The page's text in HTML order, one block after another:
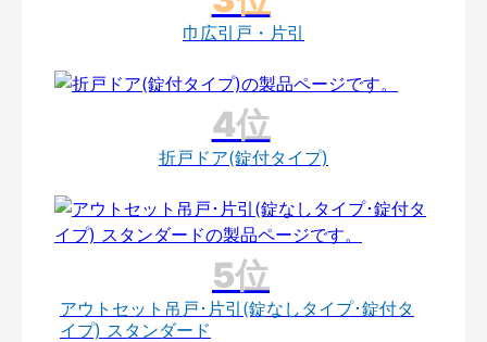
巾広引戸・片引
折戸ドア(錠付タイプ)
アウトセット吊戸･片引(錠なしタイプ･錠付タ
イプ) スタンダード